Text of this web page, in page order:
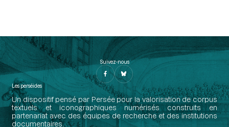
Suivez-nous
Les perséides
Un dispositif pensé par Persée pour la valorisation de corpus
textuels et iconographiques numérisés construits en
partenariat avec des équipes de recherche et des institutions
documentaires.